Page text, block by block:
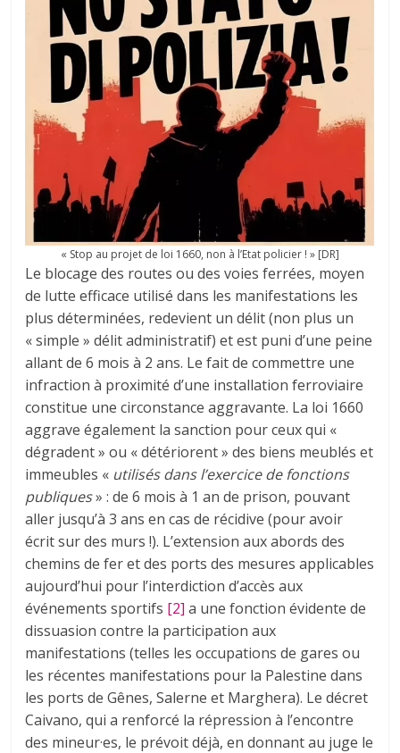
« Stop au projet de loi 1660, non à l’Etat policier ! » [DR]
Le blocage des routes ou des voies ferrées, moyen
de lutte efficace utilisé dans les manifestations les
plus déterminées, redevient un délit (non plus un
« simple » délit administratif) et est puni d’une peine
allant de 6 mois à 2 ans. Le fait de commettre une
infraction à proximité d’une installation ferroviaire
constitue une circonstance aggravante. La loi 1660
aggrave également la sanction pour ceux qui «
dégradent » ou « détériorent » des biens meublés et
immeubles « utilisés dans l’exercice de fonctions
publiques» : de 6 mois à 1 an de prison, pouvant
aller jusqu’à 3 ans en cas de récidive (pour avoir
écrit sur des murs !). L’extension aux abords des
chemins de fer et des ports des mesures applicables
aujourd’hui pour l’interdiction d’accès aux
événements sportifs [2] a une fonction évidente de
dissuasion contre la participation aux
manifestations (telles les occupations de gares ou
les récentes manifestations pour la Palestine dans
les ports de Gênes, Salerne et Marghera). Le décret
Caivano, qui a renforcé la répression à l’encontre
des mineur·es, le prévoit déjà, en donnant au juge le